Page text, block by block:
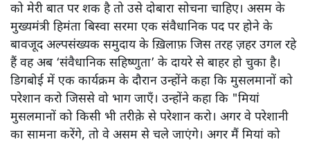
को मेरी बात पर शक है तो उसे दोबारा सोचना चाहिए। असम के
मुख्यमंत्री हिमंता बिस्वा सरमा एक संवैधानिक पद पर होने के
बावजूद अल्पसंख्यक समुदाय के ख़िलाफ़ जिस तरह ज़हर उगल रहे
हैं वह अब ‘संवैधानिक सहिष्णुता’ के दायरे से बाहर हो चुका है।
डिगबोई में एक कार्यक्रम के दौरान उन्होंने कहा कि मुसलमानों को
परेशान करो जिससे वो भाग जाएँ। उन्होंने कहा कि "मियां
मुसलमानों को किसी भी तरीक़े से परेशान करो। अगर वे परेशानी
का सामना करेंगे, तो वे असम से चले जाएंगे। अगर मैं मियां को